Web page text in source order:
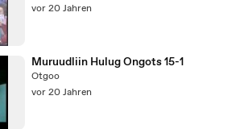
vor 20 Jahren
Muruudliin Hulug Ongots 15-1
Otgoo
vor 20 Jahren